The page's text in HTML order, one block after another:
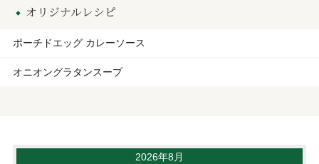
オリジナルレシピ
ポーチドエッグ カレーソース
オニオングラタンスープ
2026年8月